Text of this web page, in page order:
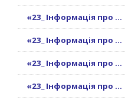
«23_ Інформація про ...
«23_ Інформація про ...
«23_ Інформація про ...
«23_ Інформація про ...